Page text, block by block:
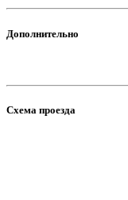
Дополнительно
Схема проезда